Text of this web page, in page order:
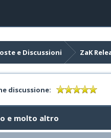
e Discussioni ZaK
discussione:
e molto altro